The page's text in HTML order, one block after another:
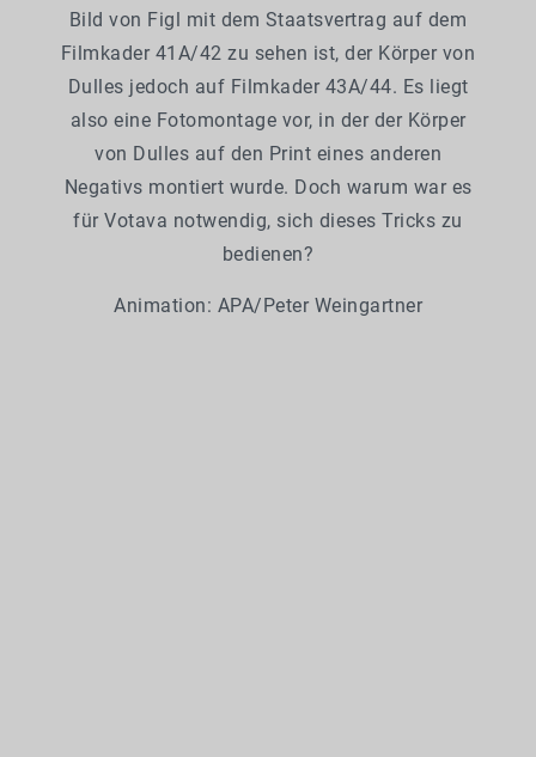
Bild von Figl mit dem Staatsvertrag auf dem
Filmkader 41A/42 zu sehen ist, der Körper von
Dulles jedoch auf Filmkader 43A/44. Es liegt
also eine Fotomontage vor, in der der Körper
von Dulles auf den Print eines anderen
Negativs montiert wurde. Doch warum war es
für Votava notwendig, sich dieses Tricks zu
bedienen?
Animation: APA/Peter Weingartner